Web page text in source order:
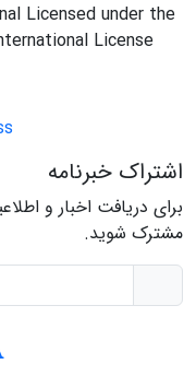
Licensed under the
License
اشتراک خبرنامه
برای دریافت اخبار و
مشترک شوید.